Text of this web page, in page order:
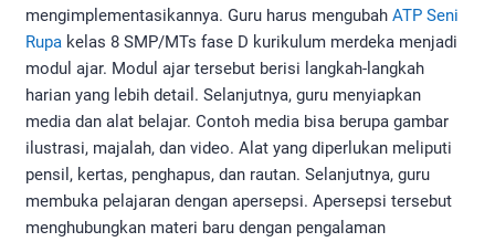
mengimplementasikannya. Guru harus mengubah ATP Seni
Rupa kelas 8 SMP/MTs fase D kurikulum merdeka menjadi
modul ajar. Modul ajar tersebut berisi langkah-langkah
harian yang lebih detail. Selanjutnya, guru menyiapkan
media dan alat belajar. Contoh media bisa berupa gambar
ilustrasi, majalah, dan video. Alat yang diperlukan meliputi
pensil, kertas, penghapus, dan rautan. Selanjutnya, guru
membuka pelajaran dengan apersepsi. Apersepsi tersebut
menghubungkan materi baru dengan pengalaman